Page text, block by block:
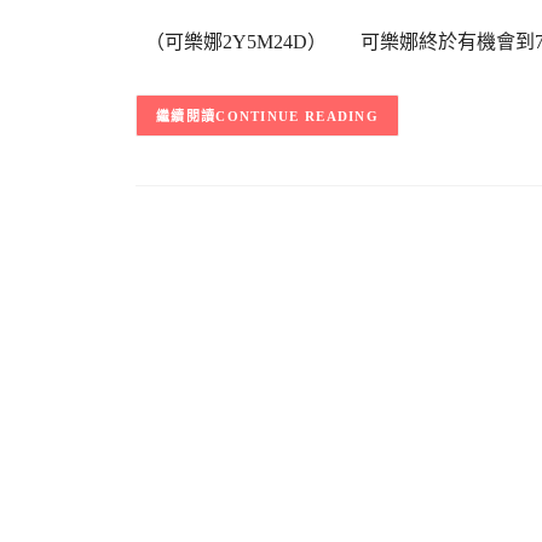
（可樂娜2Y5M24D） 可樂娜終於有機會到
CONTINUE READING